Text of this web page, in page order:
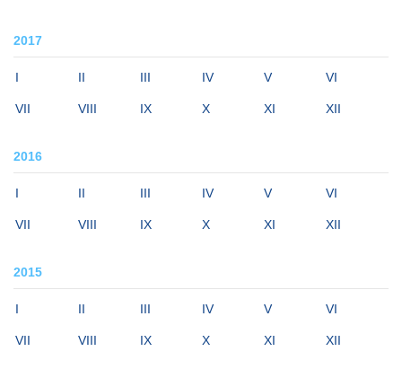
2017
I II III IV V VI
VII VIII IX X XI XII
2016
I II III IV V VI
VII VIII IX X XI XII
2015
I II III IV V VI
VII VIII IX X XI XII